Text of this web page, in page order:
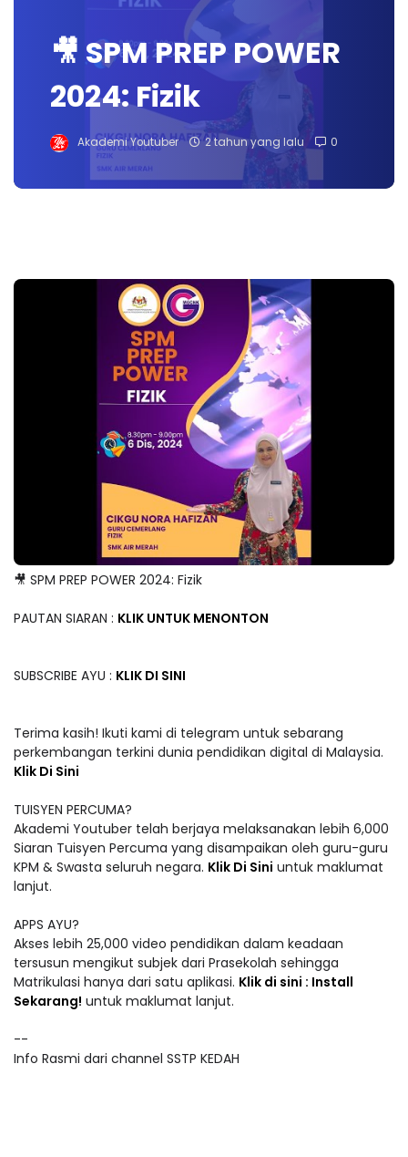
🎥 SPM PREP POWER
2024: Fizik
Akademi Youtuber 2 tahun yang lalu 0
🎥 SPM PREP POWER 2024: Fizik
PAUTAN SIARAN : KLIK UNTUK MENONTON
SUBSCRIBE AYU : KLIK DI SINI
Terima kasih! Ikuti kami di telegram untuk sebarang
perkembangan terkini dunia pendidikan digital di Malaysia.
Klik Di Sini
TUISYEN PERCUMA?
Akademi Youtuber telah berjaya melaksanakan lebih 6,000
Siaran Tuisyen Percuma yang disampaikan oleh guru-guru
KPM & Swasta seluruh negara. Klik Di Sini untuk maklumat
lanjut.
APPS AYU?
Akses lebih 25,000 video pendidikan dalam keadaan
tersusun mengikut subjek dari Prasekolah sehingga
Matrikulasi hanya dari satu aplikasi. Klik di sini : Install
Sekarang! untuk maklumat lanjut.
--
Info Rasmi dari channel SSTP KEDAH